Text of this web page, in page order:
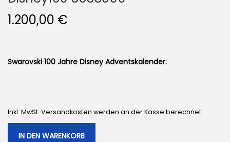
1.200,00 €
Swarovski 100 Jahre Disney Adventskalender.
Inkl. MwSt. Versandkosten werden an der Kasse berechnet.
IN DEN WARENKORB